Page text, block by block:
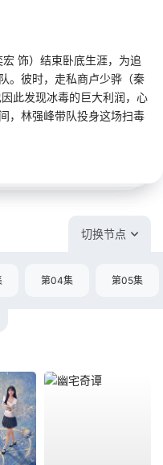
饰）结束卧底生涯，为追
。彼时，走私商卢少骅（秦
此发现冰毒的巨大利润，心
，林强峰带队投身这场扫毒
切换节点
第04集 第05集